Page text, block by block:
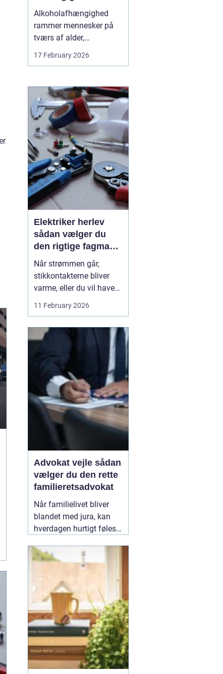
trygge rammer
Alkoholafhængighed
rammer mennesker på
tværs af alder,
uddannelse og
baggrund. For mange
Et glas for at falde ned
efter arbejde, lidt ekstra i
weekenden, og pludselig
er alkoholen blevet en
nødve...
17 February 2026
Elektriker herlev
sådan vælger du
den rigtige fagmand
til din el-opgave
Når strømmen går,
stikkontakterne bliver
varme, eller du vil have
ny belysning i hjemmet,
bliver valget af elektriker
Mange søger
efter en
hvordan vurd...
11 February 2026
Advokat vejle sådan
vælger du den rette
familieretsadvokat
Når familielivet bliver
blandet med jura, kan
hverdagen hurtigt føles
om børn, ægteskab, arv
eller bolig handler
sjældent kun om
paragraffer, men også
om følelser, tryghed og
fremtid. I sådan en
situation kan en09
February 2026